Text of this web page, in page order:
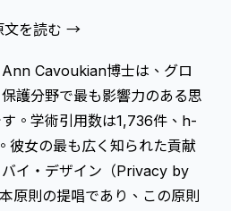
を読む →
Cavoukian博士は、グロ
護分野で最も影響力のある思
。学術引用数は1,736件、h-
彼女の最も広く知られた貢献
イ・デザイン（Privacy by
原則の提唱であり、この原則